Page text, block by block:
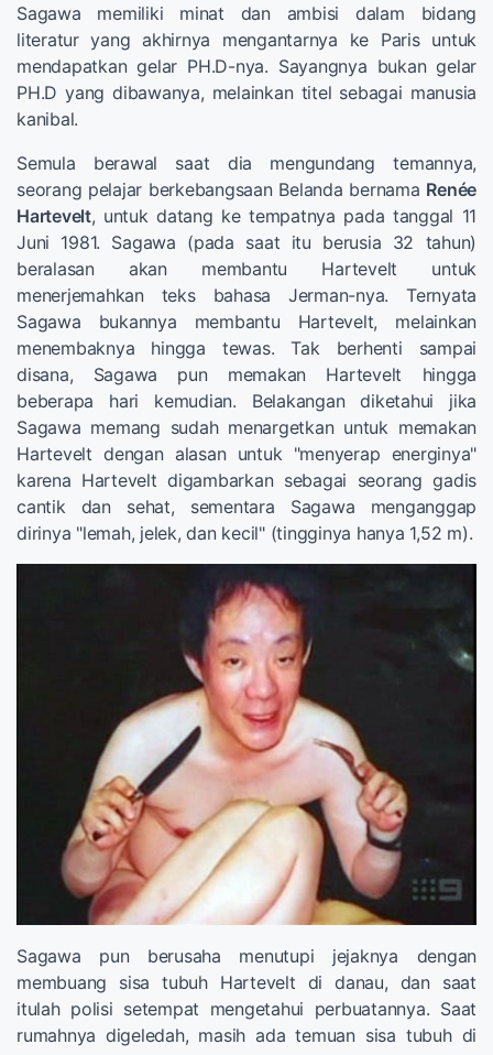
Sagawa memiliki minat dan ambisi dalam bidang
literatur yang akhirnya mengantarnya ke Paris untuk
mendapatkan gelar PH.D-nya. Sayangnya bukan gelar
PH.D yang dibawanya, melainkan titel sebagai manusia
kanibal.
Semula berawal saat dia mengundang temannya,
seorang pelajar berkebangsaan Belanda bernama Renée
Hartevelt, untuk datang ke tempatnya pada tanggal 11
Juni 1981. Sagawa (pada saat itu berusia 32 tahun)
beralasan akan membantu Hartevelt untuk
menerjemahkan teks bahasa Jerman-nya. Ternyata
Sagawa bukannya membantu Hartevelt, melainkan
menembaknya hingga tewas. Tak berhenti sampai
disana, Sagawa pun memakan Hartevelt hingga
beberapa hari kemudian. Belakangan diketahui jika
Sagawa memang sudah menargetkan untuk memakan
Hartevelt dengan alasan untuk "menyerap energinya"
karena Hartevelt digambarkan sebagai seorang gadis
cantik dan sehat, sementara Sagawa menganggap
dirinya "lemah, jelek, dan kecil" (tingginya hanya 1,52 m).
Sagawa pun berusaha menutupi jejaknya dengan
membuang sisa tubuh Hartevelt di danau, dan saat
itulah polisi setempat mengetahui perbuatannya. Saat
rumahnya digeledah, masih ada temuan sisa tubuh di